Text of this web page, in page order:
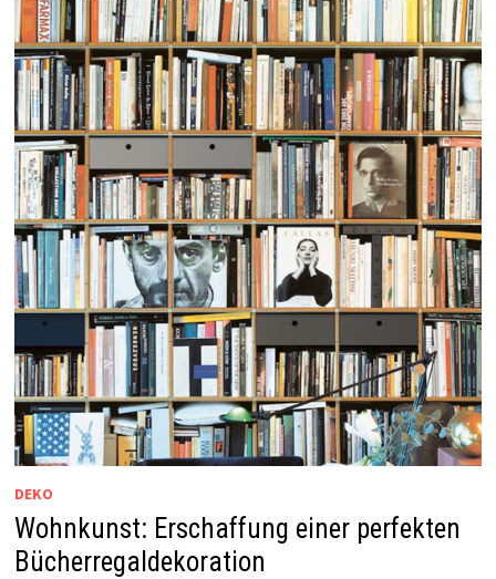
DEKO
Wohnkunst: Erschaffung einer perfekten
Bücherregaldekoration